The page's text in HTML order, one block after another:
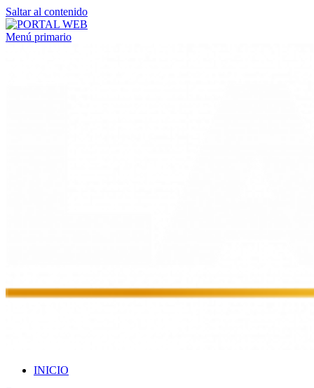
Saltar al contenido
Menú primario
INICIO